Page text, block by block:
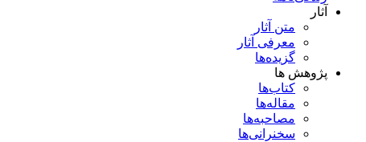
آثار
متن آثار
معرفی آثار
گزیده‌ها
پژوهش ها
کتاب‌ها
مقاله‌ها
مصاحبه‌ها
سخنرانی‌ها